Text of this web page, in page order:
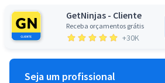
GetNinjas - Cliente
Receba orçamentos grátis
+30K
Seja um profissional